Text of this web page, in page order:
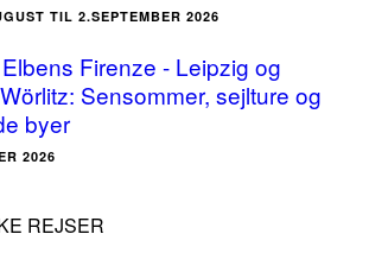
TIL 2.SEPTEMBER 2026
Firenze - Leipzig og
Sensommer, sejlture og
byer
2026
REJSER